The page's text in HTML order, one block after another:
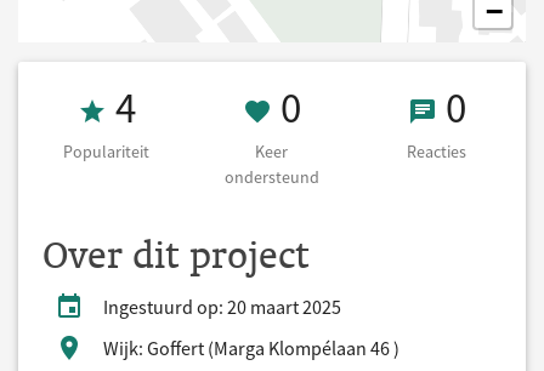
−
Populariteit 4
4
Populariteit
0 Keer
0
Keer
ondersteund
0 0
Reacties
Over dit project
Ingestuurd op: 20 maart 2025
Wijk: Goffert (Marga Klompélaan 46 )